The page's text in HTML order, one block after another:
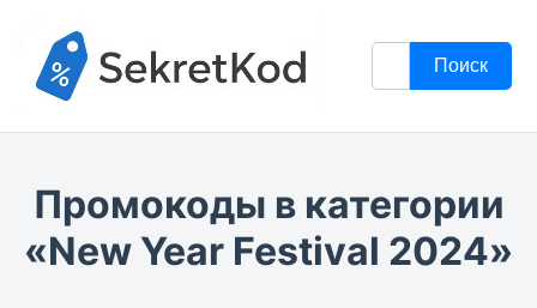
Поиск
Промокоды в категории
«New Year Festival 2024»